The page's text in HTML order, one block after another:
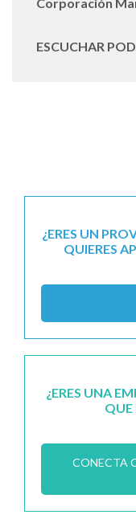
ESCUCHAR
¿ERES UN
QUIERES
¿ERES UNA
QUE
CONECTA